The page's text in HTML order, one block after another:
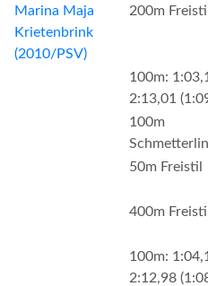
Marina Maja
Krietenbrink
(2010/PSV)
200m Freistil
100m:
2:13,01
100m
50m Freistil
400m Freistil
100m:
2:12,98